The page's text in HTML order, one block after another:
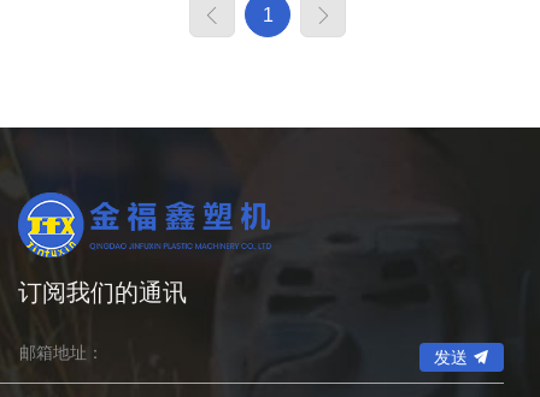
1
订阅我们的通讯
发送